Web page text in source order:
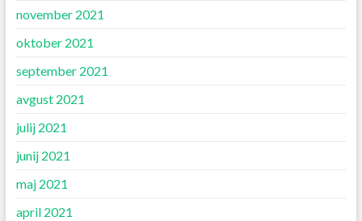
november 2021
oktober 2021
september 2021
avgust 2021
julij 2021
junij 2021
maj 2021
april 2021